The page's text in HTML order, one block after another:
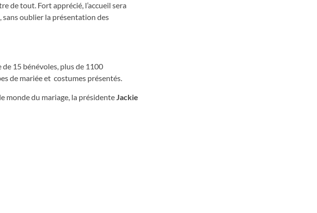
de tout. Fort apprécié, l’accueil sera
oublier la présentation des
de 15 bénévoles, plus de 1100
de mariée et costumes présentés.
monde du mariage, la présidente Jackie